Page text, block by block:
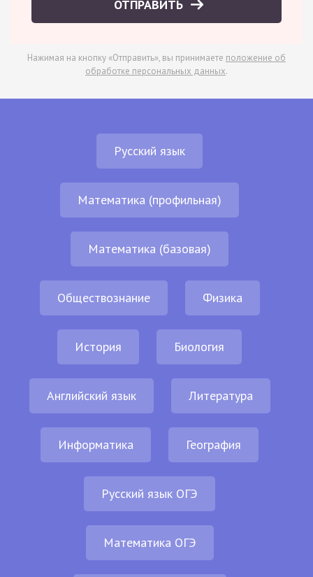
ОТПРАВИТЬ
Нажимая на кнопку «Отправить», вы принимаете положение об
обработке персональных данных.
Русский язык
Математика (профильная)
Математика (базовая)
Обществознание Физика
История Биология
Английский язык Литература
Информатика География
Русский язык ОГЭ
Математика ОГЭ